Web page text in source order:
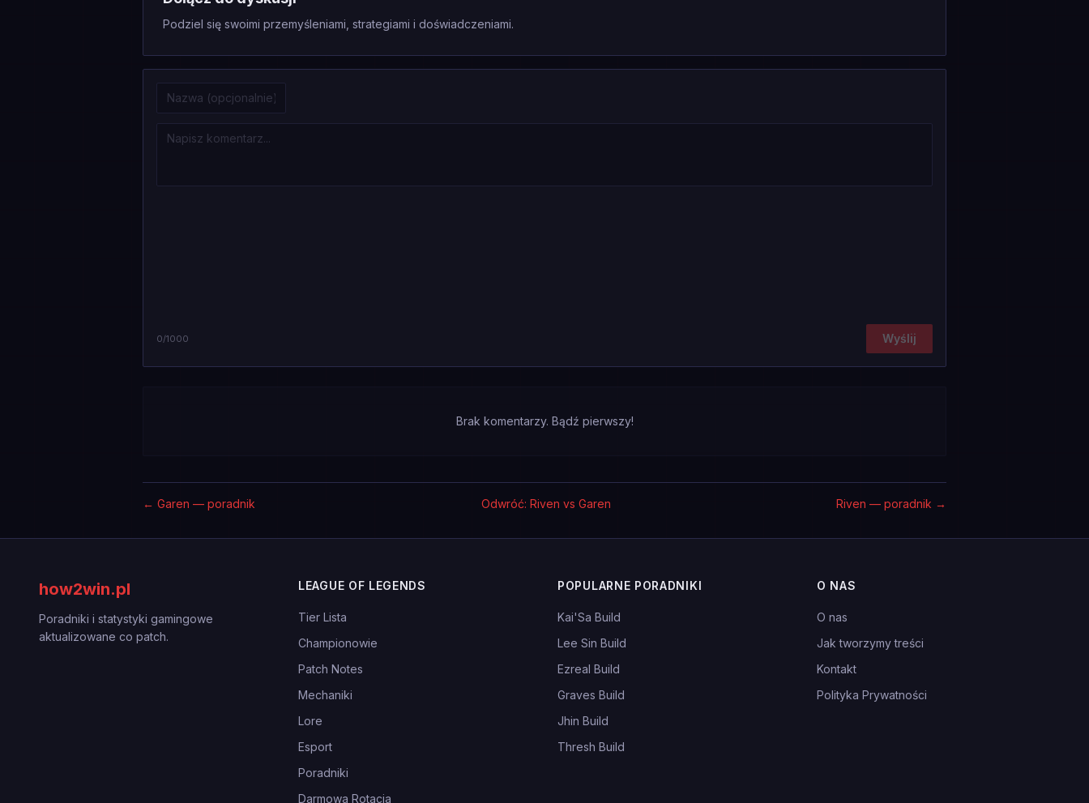
Podziel się swoimi przemyśleniami, strategiami i doświadczeniami.
0/1000 Wyślij
Brak komentarzy. Bądź pierwszy!
← Garen — poradnik Odwróć: Riven vs Garen Riven — poradnik →
how2win.pl
Poradniki i statystyki gamingowe
aktualizowane co patch.
LEAGUE OF LEGENDS
Tier Lista
Championowie
Patch Notes
Mechaniki
Lore
Esport
Poradniki
Darmowa Rotacja
POPULARNE PORADNIKI
Kai'Sa Build
Lee Sin Build
Ezreal Build
Graves Build
Jhin Build
Thresh Build
O NAS
O nas
Jak tworzymy treści
Kontakt
Polityka Prywatności